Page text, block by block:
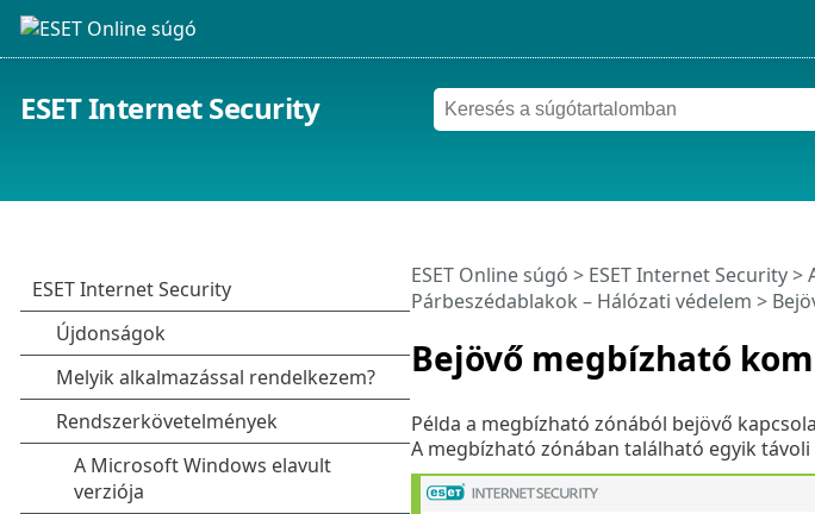
ESET Internet Security
Bejövő megbízható
ESET Online súgó > ESET Internet Security>
Párbeszédablakok – Hálózati védelem >
Példa a megbízható zónából bejövő
A megbízható zónában található egyik